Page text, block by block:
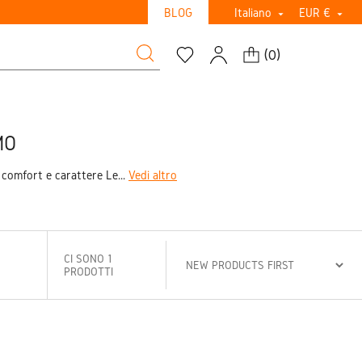
BLOG Italiano  EUR € 
(0)
e carattere Le... Vedi altro
CI SONO 1
PRODOTTI